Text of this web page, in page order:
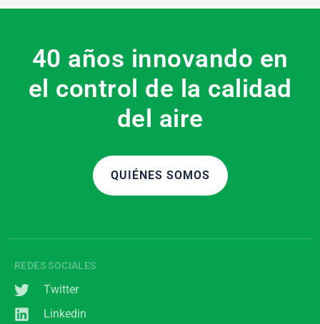
40 años innovando en
el control de la calidad
del aire
QUIÉNES SOMOS
REDES SOCIALES
Twitter
Linkedin